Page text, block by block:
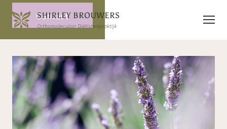
Contact